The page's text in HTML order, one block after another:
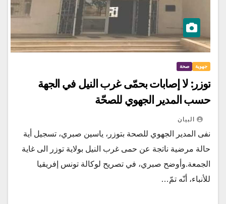
جهوية صحة
توزر: لا إصابات بحمّى غرب النيل في الجهة
حسب المدير الجهوي للصحّة
البيان
نفى المدير الجهوي للصحة بتوزر، ياسين صبري، تسجيل أية
حالة مرضية ناتجة عن حمى غرب النيل بولاية توزر الى غاية
الجمعة.وأوضح صبري، في تصريح لوكالة تونس إفريقيا
للأنباء، أنّه تمّ…